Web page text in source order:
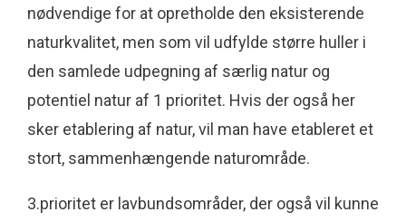
nødvendige for at opretholde den eksisterende
naturkvalitet, men som vil udfylde større huller i
den samlede udpegning af særlig natur og
potentiel natur af 1 prioritet. Hvis der også her
sker etablering af natur, vil man have etableret et
stort, sammenhængende naturområde.
3.prioritet er lavbundsområder, der også vil kunne